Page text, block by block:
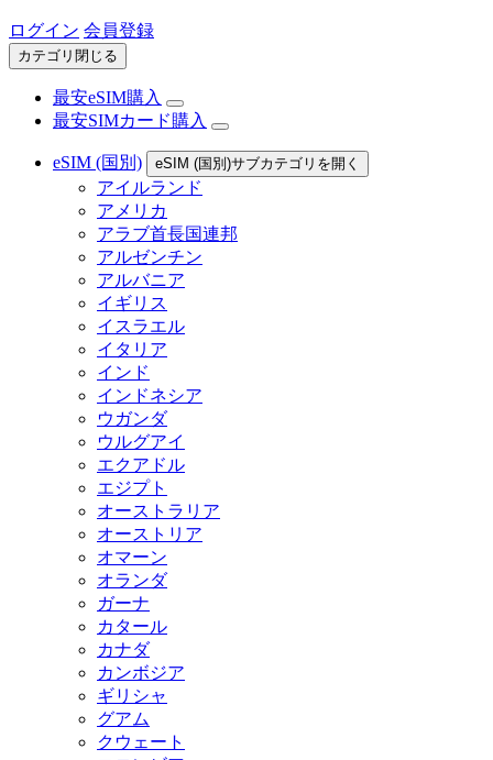
ログイン 会員登録
カテゴリ閉じる
最安eSIM購入
最安SIMカード購入
eSIM (国別) eSIM (国別)サブカテゴリを開く
アイルランド
アメリカ
アラブ首長国連邦
アルゼンチン
アルバニア
イギリス
イスラエル
イタリア
インド
インドネシア
ウガンダ
ウルグアイ
エクアドル
エジプト
オーストラリア
オーストリア
オマーン
オランダ
ガーナ
カタール
カナダ
カンボジア
ギリシャ
グアム
クウェート